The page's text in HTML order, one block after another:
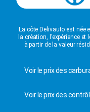
La côte Delivauto est née
la création, l’expérience
à partir de la valeur
Voir le prix des
Voir le prix des